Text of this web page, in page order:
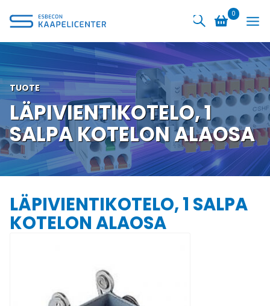
sisältöön
0
TUOTE
LÄPIVIENTIKOTELO, 1
SALPA KOTELON ALAOSA
LÄPIVIENTIKOTELO, 1 SALPA
KOTELON ALAOSA